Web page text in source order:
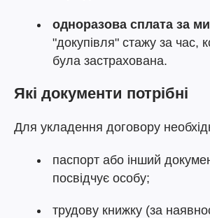
одноразова сплата за
"докупівля" стажу за час,
була застрахована.
Які документи потрібні
Для укладення договору
паспорт або інший
посвідчує особу;
трудову книжку (за